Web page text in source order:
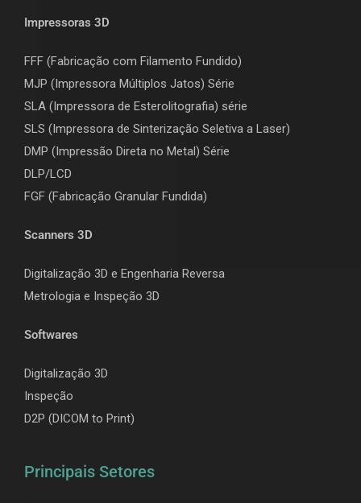
Impressoras 3D
FFF (Fabricação com Filamento Fundido)
MJP (Impressora Múltiplos Jatos) Série
SLA (Impressora de Esterolitografia) série
SLS (Impressora de Sinterização Seletiva a Laser)
DMP (Impressão Direta no Metal) Série
DLP/LCD
FGF (Fabricação Granular Fundida)
Scanners 3D
Digitalização 3D e Engenharia Reversa
Metrologia e Inspeção 3D
Softwares
Digitalização 3D
Inspeção
D2P (DICOM to Print)
Principais Setores